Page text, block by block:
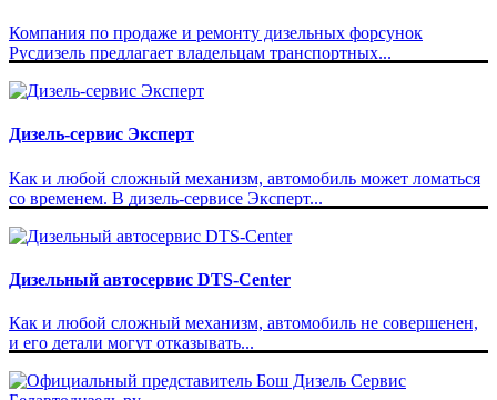
Компания по продаже и ремонту дизельных форсунок
Русдизель предлагает владельцам транспортных...
Дизель-сервис Эксперт
Как и любой сложный механизм, автомобиль может ломаться
со временем. В дизель-сервисе Эксперт...
Дизельный автосервис DTS-Center
Как и любой сложный механизм, автомобиль не совершенен,
и его детали могут отказывать...